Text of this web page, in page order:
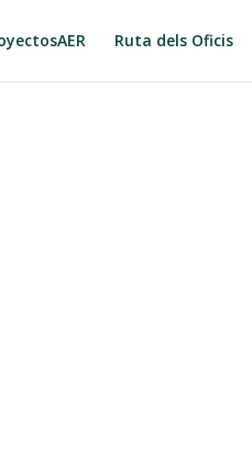
Ruta dels Oficis